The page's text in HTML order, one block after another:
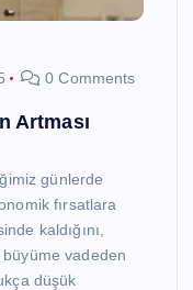
0 Comments
Artması
günlerde
fırsatlara
kaldığını,
vadeden
düşük